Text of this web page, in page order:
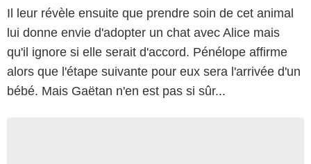
Il leur révèle ensuite que prendre soin de cet animal
lui donne envie d'adopter un chat avec Alice mais
qu'il ignore si elle serait d'accord. Pénélope affirme
alors que l'étape suivante pour eux sera l'arrivée d'un
bébé. Mais Gaëtan n'en est pas si sûr...